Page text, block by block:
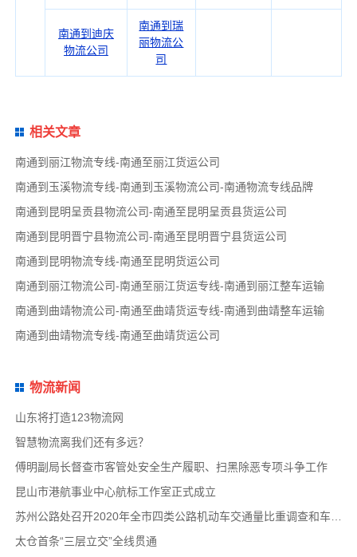
南通到迪庆
物流公司
南通到瑞
丽物流公
司
相关文章
南通到丽江物流专线-南通至丽江货运公司
南通到玉溪物流专线-南通到玉溪物流公司-南通物流专线品牌
南通到昆明呈贡县物流公司-南通至昆明呈贡县货运公司
南通到昆明晋宁县物流公司-南通至昆明晋宁县货运公司
南通到昆明物流专线-南通至昆明货运公司
南通到丽江物流公司-南通至丽江货运专线-南通到丽江整车运输
南通到曲靖物流公司-南通至曲靖货运专线-南通到曲靖整车运输
南通到曲靖物流专线-南通至曲靖货运公司
物流新闻
山东将打造123物流网
智慧物流离我们还有多远？
傅明副局长督查市客管处安全生产履职、扫黑除恶专项斗争工作
昆山市港航事业中心航标工作室正式成立
苏州公路处召开2020年全市四类公路机动车交通量比重调查和车速调查布置会
太仓首条“三层立交”全线贯通